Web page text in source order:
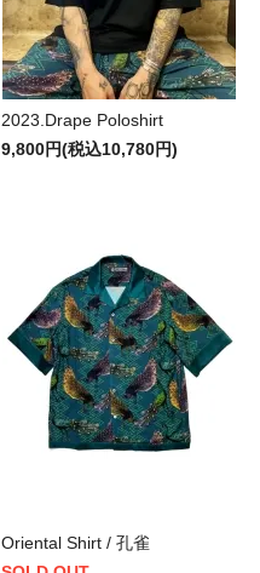
2023.Drape Poloshirt
9,800円(税込10,780円)
Oriental Shirt / 孔雀